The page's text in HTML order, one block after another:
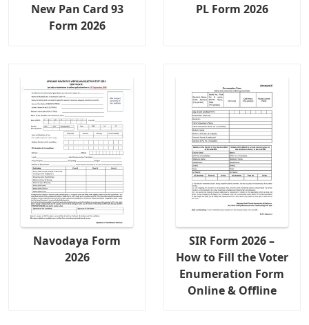
New Pan Card 93
Form 2026
PL Form 2026
Navodaya Form
2026
SIR Form 2026 –
How to Fill the Voter
Enumeration Form
Online & Offline